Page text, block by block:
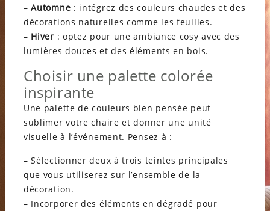
–Automne : intégrez des couleurs chaudes et des
décorations naturelles comme les feuilles.
– Hiver : optez pour une ambiance cosy avec des
lumières douces et des éléments en bois.
Choisir une palette colorée
inspirante
Une palette de couleurs bien pensée peut
sublimer votre chaire et donner une unité
visuelle à l’événement. Pensez à :
– Sélectionner deux à trois teintes principales
que vous utiliserez sur l’ensemble de la
décoration.
– Incorporer des éléments en dégradé pour